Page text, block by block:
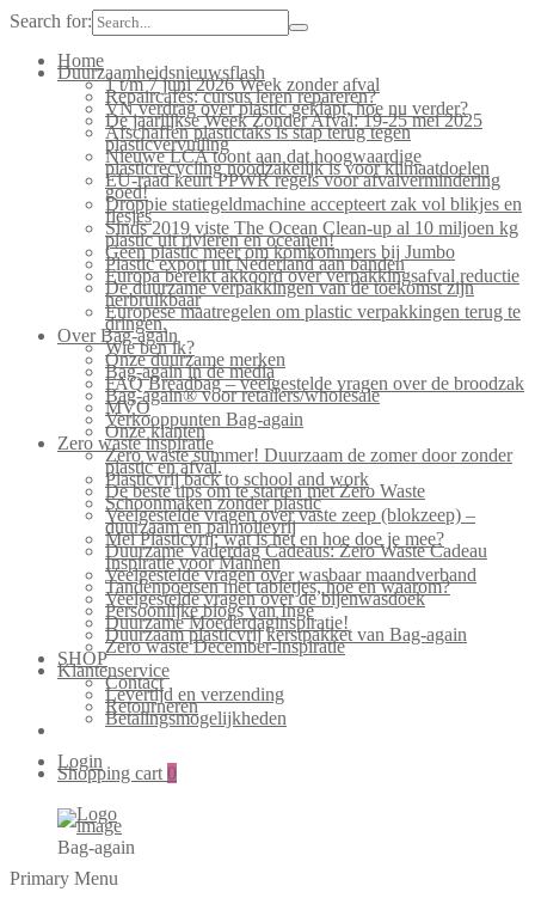
Search for:
Home
Duurzaamheidsnieuwsflash
1 t/m 7 juni 2026 Week zonder afval
Repaircafés: cursus leren repareren?
VN verdrag over plastic geklapt, hoe nu verder?
De jaarlijkse Week Zonder Afval: 19-25 mei 2025
Afschaffen plastictaks is stap terug tegen
plasticvervuiling
Nieuwe LCA toont aan dat hoogwaardige
plasticrecycling noodzakelijk is voor klimaatdoelen
EU-raad keurt PPWR regels voor afvalvermindering
goed!
Droppie statiegeldmachine accepteert zak vol blikjes en
flesjes
Sinds 2019 viste The Ocean Clean-up al 10 miljoen kg
plastic uit rivieren en oceanen!
Geen plastic meer om komkommers bij Jumbo
Plastic export uit Nederland aan banden
Europa bereikt akkoord over verpakkingsafval reductie
De duurzame verpakkingen van de toekomst zijn
herbruikbaar
Europese maatregelen om plastic verpakkingen terug te
dringen.
Over Bag-again
Wie ben ik?
Onze duurzame merken
Bag-again in de media
FAQ Breadbag – veelgestelde vragen over de broodzak
Bag-again® voor retailers/wholesale
MVO
Verkooppunten Bag-again
Onze klanten
Zero waste inspiratie
Zero waste summer! Duurzaam de zomer door zonder
plastic en afval.
Plasticvrij back to school and work
De beste tips om te starten met Zero Waste
Schoonmaken zonder plastic
Veelgestelde vragen over vaste zeep (blokzeep) –
duurzaam en palmolievrij
Mei Plasticvrij: wat is het en hoe doe je mee?
Duurzame Vaderdag Cadeaus: Zero Waste Cadeau
Inspiratie voor Mannen
Veelgestelde vragen over wasbaar maandverband
Tandenpoetsen met tabletjes, hoe en waarom?
Veelgestelde vragen over de bijenwasdoek
Persoonlijke blogs van Inge
Duurzame Moederdaginspiratie!
Duurzaam plasticvrij kerstpakket van Bag-again
Zero waste December-inspiratie
SHOP
Klantenservice
Contact
Levertijd en verzending
Retourneren
Betalingsmogelijkheden
Login
Shopping cart 0
Bag-again
Primary Menu